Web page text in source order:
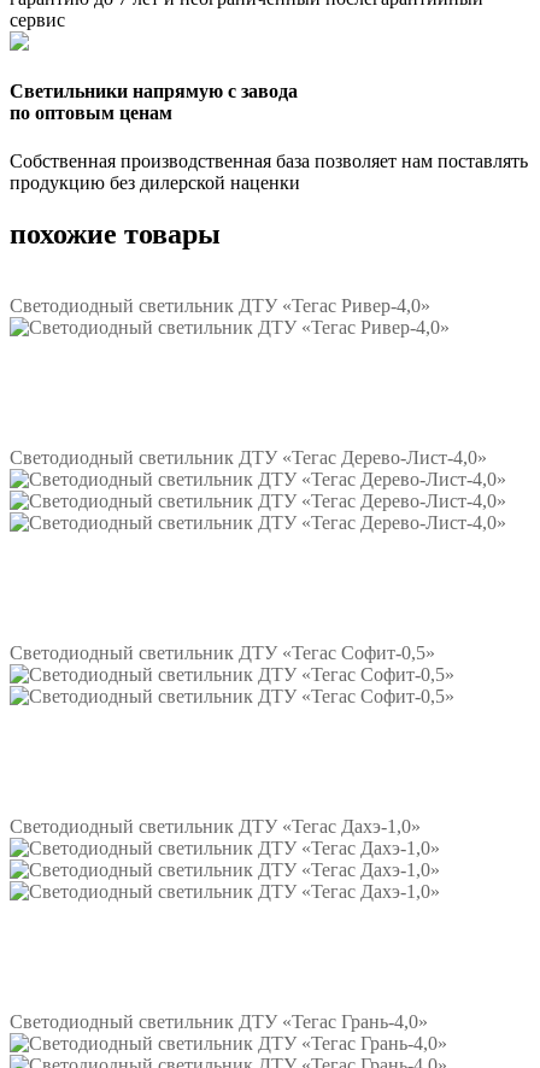
сервис
Светильники напрямую с завода
по оптовым ценам
Собственная производственная база позволяет нам поставлять
продукцию без дилерской наценки
похожие товары
Светодиодный светильник ДТУ «Тегас Ривер-4,0»
Светодиодный светильник ДТУ «Тегас Дерево-Лист-4,0»
Светодиодный светильник ДТУ «Тегас Софит-0,5»
Светодиодный светильник ДТУ «Тегас Дахэ-1,0»
Светодиодный светильник ДТУ «Тегас Грань-4,0»